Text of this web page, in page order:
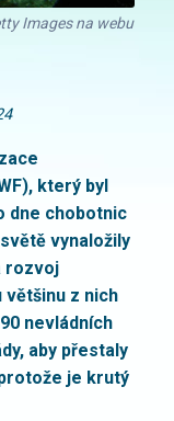
Images na webu
který byl
dne chobotnic
vynaložily
rozvoj
z nich
nevládních
aby přestaly
je krutý